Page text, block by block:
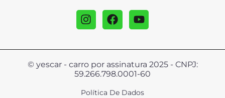
© yescar - carro por assinatura 2025 - CNPJ:
59.266.798.0001-60
Política De Dados